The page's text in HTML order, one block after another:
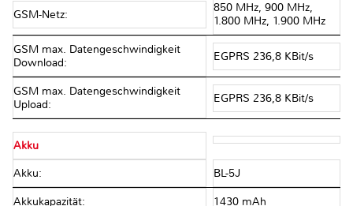
GSM-Netz:
850 MHz, 900 MHz,
1.800 MHz, 1.900 MHz
GSM max. Datengeschwindigkeit
Download:
EGPRS 236,8 KBit/s
GSM max. Datengeschwindigkeit
Upload:
EGPRS 236,8 KBit/s
Akku
Akku: BL-5J
Akkukapazität: 1430 mAh